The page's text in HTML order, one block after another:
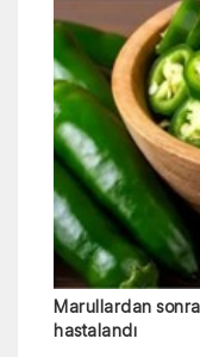
Marullardan
hastalandı